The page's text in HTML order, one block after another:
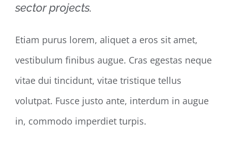
sector projects.
Etiam purus lorem, aliquet a eros sit amet,
vestibulum finibus augue. Cras egestas neque
vitae dui tincidunt, vitae tristique tellus
volutpat. Fusce justo ante, interdum in augue
in, commodo imperdiet turpis.